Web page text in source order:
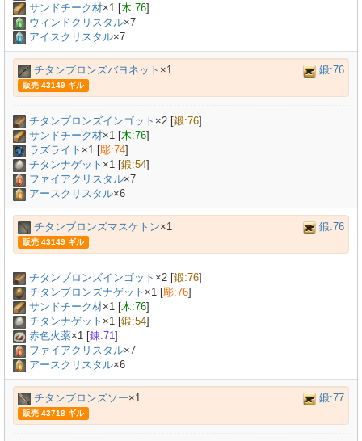
サンドチーク材×1 [木:76]
ウィンドクリスタル×7
アイスクリスタル×7
チタンブロンズバヨネット ×1 鍛:76
販売 43149 ギル
チタンブロンズインゴット ×2 [鍛:76]
サンドチーク材×1 [木:76]
ラズライト ×1 [彫:74]
チタンナゲット ×1 [鍛:54]
ファイアクリスタル×7
アースクリスタル×6
チタンブロンズマスケトン×1 鍛:76
販売 43149 ギル
チタンブロンズインゴット ×2 [鍛:76]
チタンブロンズナゲット ×1 [彫:76]
サンドチーク材×1 [木:76]
チタンナゲット ×1 [鍛:54]
赤色火薬×1 [錬:71]
ファイアクリスタル×7
アースクリスタル×6
チタンブロンズソー×1 鍛:77
販売 43718 ギル